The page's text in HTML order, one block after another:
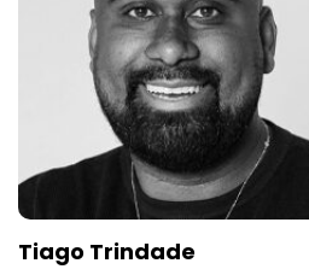
Tiago Trindade